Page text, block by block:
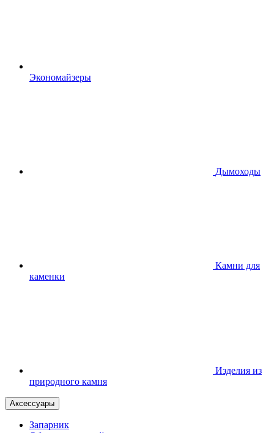
Экономайзеры
Дымоходы
Камни для
каменки
Изделия из
природного камня
Аксессуары
Запарник